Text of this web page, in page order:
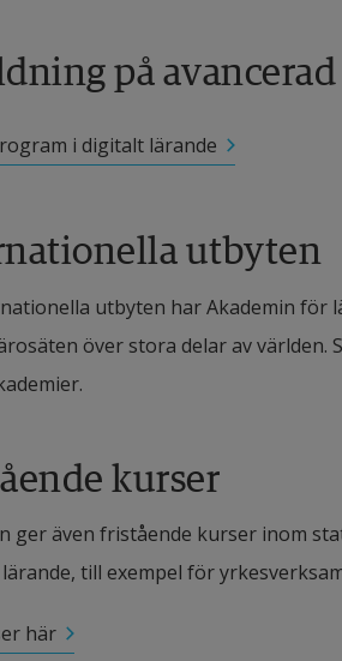
på
i digitalt lärande
utbyten
utbyten har Akademin för
över stora delar av
kurser
ger även fristående kurser inom
till exempel för
här